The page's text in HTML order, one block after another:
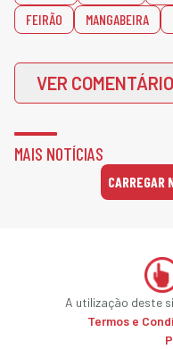
FEIRÃO
MANGABEIRA
VER
MAIS NOTÍCIAS
CARREGAR
A utilização deste
Termos e